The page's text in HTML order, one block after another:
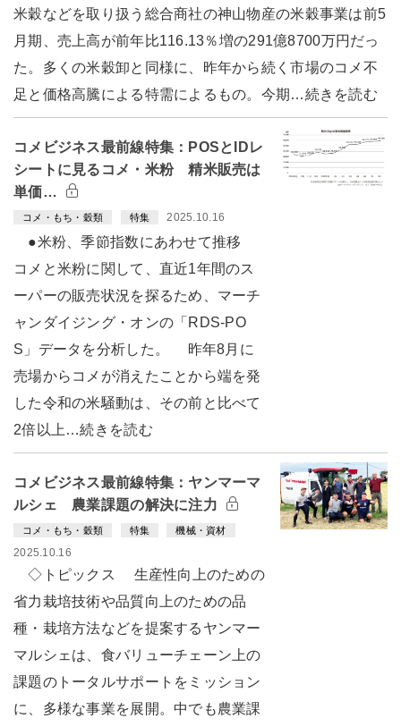
米穀などを取り扱う総合商社の神山物産の米穀事業は前5
月期、売上高が前年比116.13％増の291億8700万円だっ
た。多くの米穀卸と同様に、昨年から続く市場のコメ不
足と価格高騰による特需によるもの。今期…続きを読む
コメビジネス最前線特集：POSとIDレ
シートに見るコメ・米粉 精米販売は
単価…
コメ・もち・穀類 特集 2025.10.16
●米粉、季節指数にあわせて推移
コメと米粉に関して、直近1年間のス
ーパーの販売状況を探るため、マーチ
ャンダイジング・オンの「RDS-PO
S」データを分析した。 昨年8月に
売場からコメが消えたことから端を発
した令和の米騒動は、その前と比べて
2倍以上…続きを読む
コメビジネス最前線特集：ヤンマーマ
ルシェ 農業課題の解決に注力
コメ・もち・穀類 特集 機械・資材
2025.10.16
◇トピックス 生産性向上のための
省力栽培技術や品質向上のための品
種・栽培方法などを提案するヤンマー
マルシェは、食バリューチェーン上の
課題のトータルサポートをミッション
に、多様な事業を展開。中でも農業課